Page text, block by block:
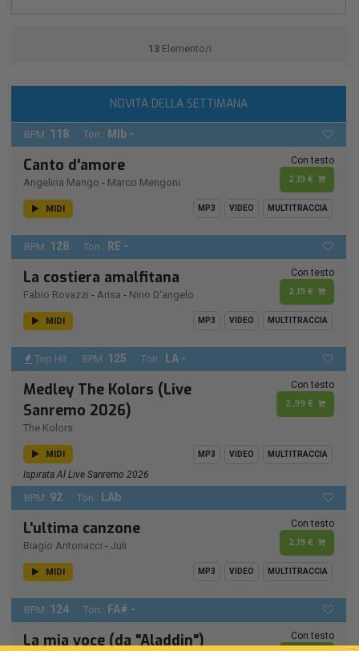
13Elemento/i
NOVITÀ DELLA SETTIMANA
BPM: 118 Ton.: MIb -
Canto d'amore
Angelina Mango - Marco Mengoni
Con testo
2,19 €
MIDI MP3 VIDEO MULTITRACCIA
BPM: 128 Ton.: RE -
La costiera amalfitana
Fabio Rovazzi - Arisa - Nino D'angelo
Con testo
2,19 €
MIDI MP3 VIDEO MULTITRACCIA
Top Hit BPM: 125 Ton.: LA -
Medley The Kolors (Live
Sanremo 2026)
The Kolors
Con testo
2,99 €
MIDI MP3 VIDEO MULTITRACCIA
Ispirata Al Live Sanremo 2026
BPM: 92 Ton.: LAb
L'ultima canzone
Biagio Antonacci - Juli
Con testo
2,19 €
MIDI MP3 VIDEO MULTITRACCIA
BPM: 124 Ton.: FA# -
La mia voce (da "Aladdin") Con testo